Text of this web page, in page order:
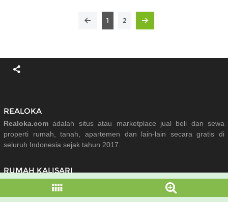
1 2
REALOKA
Realoka.com adalah situs atau marketplace jual beli dan sewa
properti rumah, tanah, apartemen dan lain-lain secara gratis di
seluruh Indonesia sejak tahun 2017.
RUMAH KALISARI
Banyak pilihan rumah dijual di Kalisari Jakarta Timur yang diupdate
setiap hari dari berbagai tipe rumah, lokasi dan harga yang sangat